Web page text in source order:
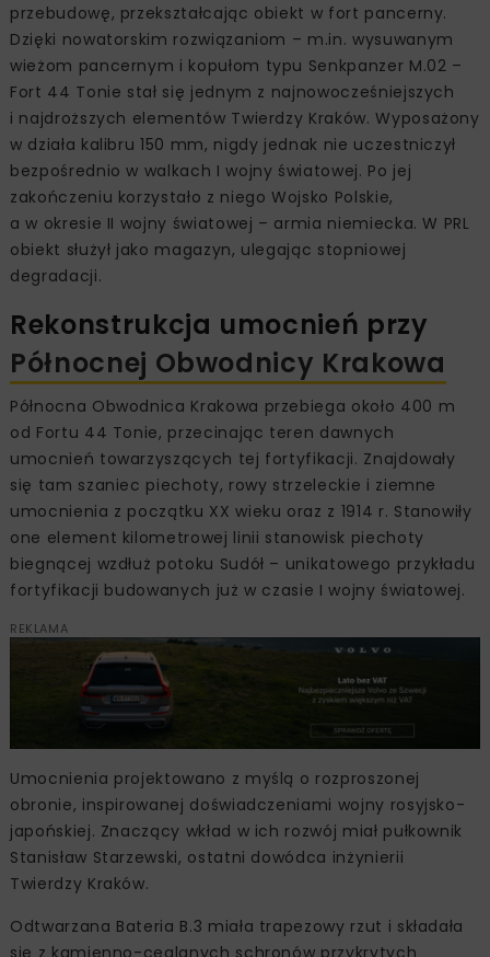
przebudowę, przekształcając obiekt w fort pancerny.
Dzięki nowatorskim rozwiązaniom – m.in. wysuwanym
wieżom pancernym i kopułom typu Senkpanzer M.02 –
Fort 44 Tonie stał się jednym z najnowocześniejszych
i najdroższych elementów Twierdzy Kraków. Wyposażony
w działa kalibru 150 mm, nigdy jednak nie uczestniczył
bezpośrednio w walkach I wojny światowej. Po jej
zakończeniu korzystało z niego Wojsko Polskie,
a w okresie II wojny światowej – armia niemiecka. W PRL
obiekt służył jako magazyn, ulegając stopniowej
degradacji.
Rekonstrukcja umocnień przy
Północnej Obwodnicy Krakowa
Północna Obwodnica Krakowa przebiega około 400 m
od Fortu 44 Tonie, przecinając teren dawnych
umocnień towarzyszących tej fortyfikacji. Znajdowały
się tam szaniec piechoty, rowy strzeleckie i ziemne
umocnienia z początku XX wieku oraz z 1914 r. Stanowiły
one element kilometrowej linii stanowisk piechoty
biegnącej wzdłuż potoku Sudół – unikatowego przykładu
fortyfikacji budowanych już w czasie I wojny światowej.
REKLAMA
Umocnienia projektowano z myślą o rozproszonej
obronie, inspirowanej doświadczeniami wojny rosyjsko-
japońskiej. Znaczący wkład w ich rozwój miał pułkownik
Stanisław Starzewski, ostatni dowódca inżynierii
Twierdzy Kraków.
Odtwarzana Bateria B.3 miała trapezowy rzut i składała
się z kamienno-ceglanych schronów przykrytych